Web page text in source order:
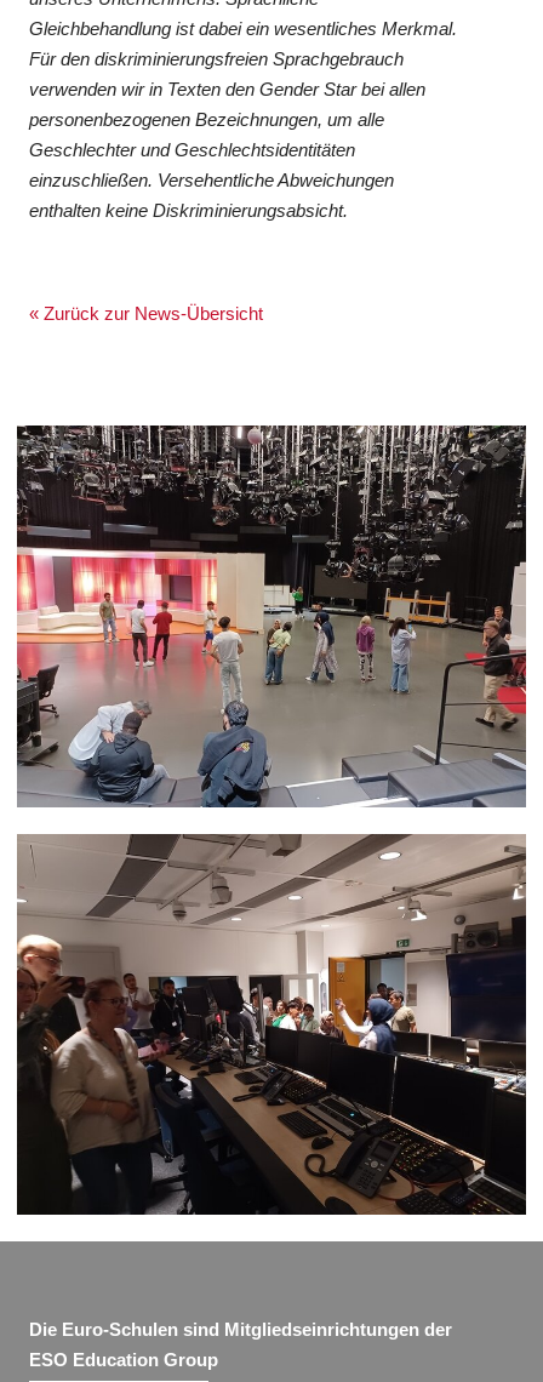
Gleichbehandlung ist dabei ein wesentliches Merkmal.
Für den diskriminierungsfreien Sprachgebrauch
verwenden wir in Texten den Gender Star bei allen
personenbezogenen Bezeichnungen, um alle
Geschlechter und Geschlechtsidentitäten
einzuschließen. Versehentliche Abweichungen
enthalten keine Diskriminierungsabsicht.
« Zurück zur News-Übersicht
Die Euro-Schulen sind Mitgliedseinrichtungen der
ESO Education Group